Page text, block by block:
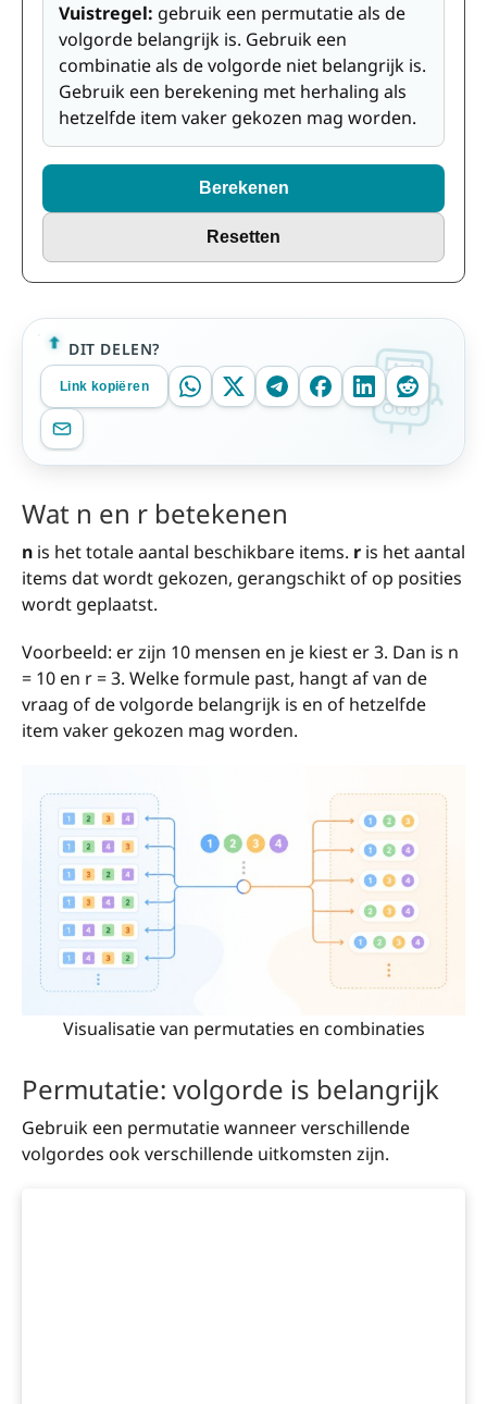
Vuistregel: gebruik een permutatie als de
volgorde belangrijk is. Gebruik een
combinatie als de volgorde niet belangrijk is.
Gebruik een berekening met herhaling als
hetzelfde item vaker gekozen mag worden.
Berekenen
Resetten
DIT DELEN?
Link kopiëren
Wat n en r betekenen
n is het totale aantal beschikbare items. r is het aantal
items dat wordt gekozen, gerangschikt of op posities
wordt geplaatst.
Voorbeeld: er zijn 10 mensen en je kiest er 3. Dan is n
= 10 en r = 3. Welke formule past, hangt af van de
vraag of de volgorde belangrijk is en of hetzelfde
item vaker gekozen mag worden.
Visualisatie van permutaties en combinaties
Permutatie: volgorde is belangrijk
Gebruik een permutatie wanneer verschillende
volgordes ook verschillende uitkomsten zijn.